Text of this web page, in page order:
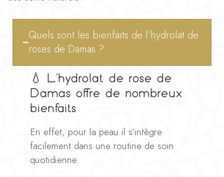
Quels sont les bienfaits de l'hydrolat de
roses de Damas ?
💧
L’hydrolat de rose de
Damas offre de nombreux
bienfaits
En effet, pour la peau il s’intègre
facilement dans une routine de soin
quotidienne.